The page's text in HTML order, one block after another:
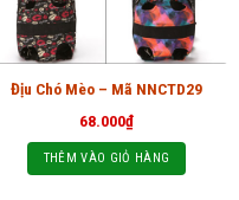
Địu Chó Mèo – Mã NNCTD29
68.000₫
THÊM VÀO GIỎ HÀNG